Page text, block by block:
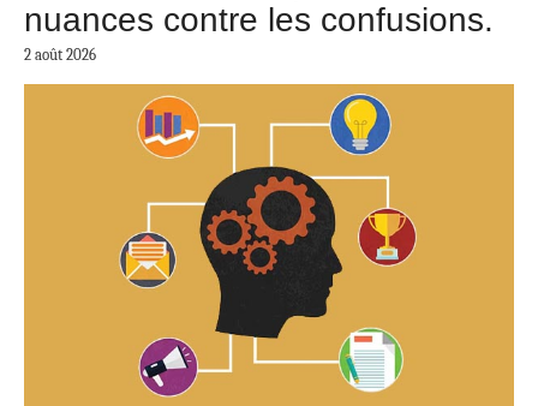
nuances contre les confusions.
2 août 2026